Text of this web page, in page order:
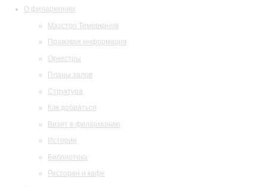
О филармонии
Маэстро Темирканов
Правовая информация
Оркестры
Планы залов
Структура
Как добраться
Визит в филармонию
История
Библиотека
Ресторан и кафе